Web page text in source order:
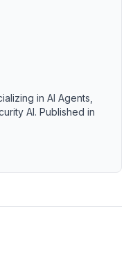
in AI Agents,
AI. Published in